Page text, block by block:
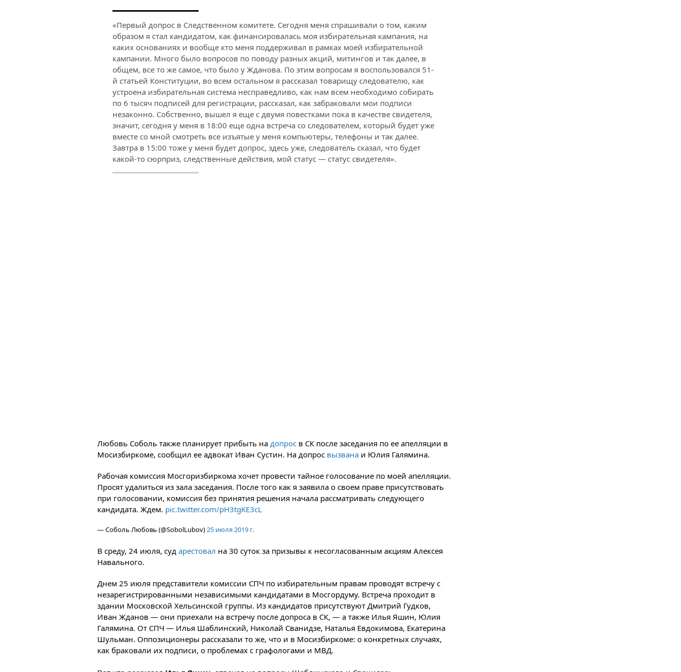
вчера, 21:56 The Atlantic: Маск
отказал Украине в
использовании Starlink для
атак вглубь РФ
вчера, 21:35После пожара на
складе в Брянске возбудили
уголовное дело
вчера, 21:26Лидеры сборной
РФ по гимнастике получили
официальный отказ в визах от
Хорватии
вчера, 21:15 Пентагон
опубликовал 16 новых видео с
против журналистки Катерины
Гордеевой о фейках о ВС
вчера, 19:45 ISU предоставил
нейтральный статус
фигуристкам Валиевой и
Россиянка
вчера, 19:00 Открытое горение
на складе в Брянске
ликвидировано
вчера, 18:55Минобороны
отчиталось об ударах по двум
украинским сухогрузам в
вчера, 18:47
«Первый допрос в Следственном комитете. Сегодня меня спрашивали о том, каким
образом я стал кандидатом, как финансировалась моя избирательная кампания, на
каких основаниях и вообще кто меня поддерживал в рамках моей избирательной
кампании. Много было вопросов по поводу разных акций, митингов и так далее, в
общем, все то же самое, что было у Жданова. По этим вопросам я воспользовался 51-
й статьей Конституции, во всем остальном я рассказал товарищу следователю, как
устроена избирательная система несправедливо, как нам всем необходимо собирать
по 6 тысяч подписей для регистрации, рассказал, как забраковали мои подписи
незаконно. Собственно, вышел я еще с двумя повестками пока в качестве свидетеля,
значит, сегодня у меня в 18:00 еще одна встреча со следователем, который будет уже
вместе со мной смотреть все изъятые у меня компьютеры, телефоны и так далее.
Завтра в 15:00 тоже у меня будет допрос, здесь уже, следователь сказал, что будет
какой-то сюрприз, следственные действия, мой статус — статус свидетеля».
Любовь Соболь также планирует прибыть на допрос в СК после заседания по ее апелляции в
Мосизбиркоме, сообщил ее адвокат Иван Сустин. На допрос вызвана и Юлия Галямина.
Рабочая комиссия Мосгоризбиркома хочет провести тайное голосование по моей апелляции.
Просят удалиться из зала заседания. После того как я заявила о своем праве присутствовать
при голосовании, комиссия без принятия решения начала рассматривать следующего
кандидата. Ждем. pic.twitter.com/pH3tgKE3cL
— Соболь Любовь (@SobolLubov) 25 июля 2019 г.
В среду, 24 июля, суд арестовал на 30 суток за призывы к несогласованным акциям Алексея
Навального.
Днем 25 июля представители комиссии СПЧ по избирательным правам проводят встречу с
незарегистрированными независимыми кандидатами в Мосгордуму. Встреча проходит в
здании Московской Хельсинской группы. Из кандидатов присутствуют Дмитрий Гудков,
Иван Жданов — они приехали на встречу после допроса в СК, — а также Илья Яшин, Юлия
Галямина. От СПЧ — Илья Шаблинский, Николай Сванидзе, Наталья Евдокимова, Екатерина
Шульман. Оппозиционеры рассказали то же, что и в Мосизбиркоме: о конкретных случаях,
как браковали их подписи, о проблемах с графологами и МВД.